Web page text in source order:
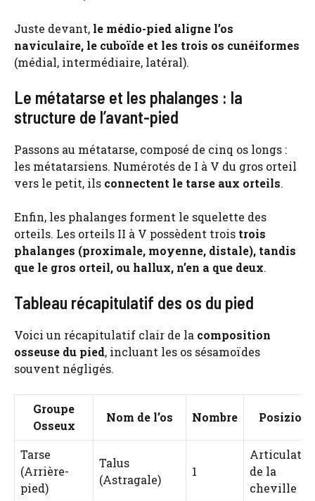
Juste devant, le médio-pied aligne l’os
naviculaire, le cuboïde et les trois os cunéiformes
(médial, intermédiaire, latéral).
Le métatarse et les phalanges : la
structure de l’avant-pied
Passons au métatarse, composé de cinq os longs :
les métatarsiens. Numérotés de I à V du gros orteil
vers le petit, ils connectent le tarse aux orteils.
Enfin, les phalanges forment le squelette des
orteils. Les orteils II à V possèdent trois trois
phalanges (proximale, moyenne, distale), tandis
que le gros orteil, ou hallux, n’en a que deux.
Tableau récapitulatif des os du pied
Voici un récapitulatif clair de la composition
osseuse du pied, incluant les os sésamoïdes
souvent négligés.
Groupe
Osseux
Nom de l’os Nombre Posizione
Tarse
(Arrière-
pied)
Talus
(Astragale)
1
de la
cheville